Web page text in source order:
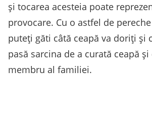
și tocarea acesteia poate
provocare. Cu o astfel de
puteți găti câtă ceapă va doriți și
pasă sarcina de a curată ceapă
membru al familiei.